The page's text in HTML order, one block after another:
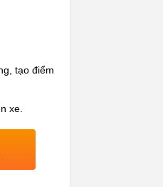
tạo điểm
xe.